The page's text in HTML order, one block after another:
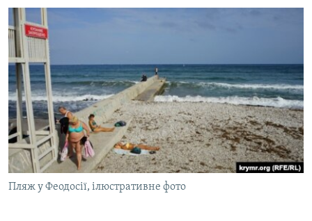
до
пошуку
ІНТЕРВ'Ю
ВСЕ ЗА ДЕНЬ
СПЕЦПРОЕКТИ
ДЕПОРТАЦІЯ
ВІДЕОУРОКИ «ELIFBE»
СВІДЧЕННЯ ОКУПАЦІЇ
УКРАЇНСЬКА ПРОБЛЕМА КРИМУ
ІНФОГРАФІКА
ЯК ОБІЙТИ БЛОКУВАННЯ
Русский
Qırımtatar
ДОЛУЧАЙСЯ!
Пляж у Феодосії, ілюстративне фото